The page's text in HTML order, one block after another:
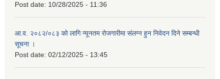
Post date: 10/28/2025 - 11:36
आ.व. २०८२/०८३ को लागि न्यूनतम रोजगारीमा संलग्न हुन निवेदन दिने सम्बन्धी
सूचना ।
Post date: 02/12/2025 - 13:45